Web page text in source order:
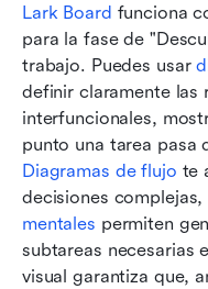
Lark Board funciona
para la fase de
trabajo. Puedes usar
definir claramente las
interfuncionales,
Diagramas de flujo te
decisiones
mentales permiten
subtareas necesarias
visual garantiza que,